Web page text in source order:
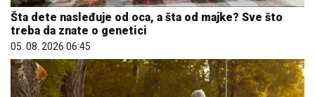
Šta dete nasleđuje od oca, a šta od majke? Sve što
treba da znate o genetici
05. 08. 2026 06:45